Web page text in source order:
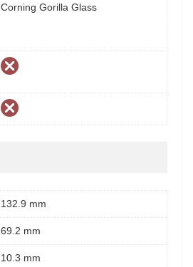
Corning Gorilla Glass
132.9 mm
69.2 mm
10.3 mm